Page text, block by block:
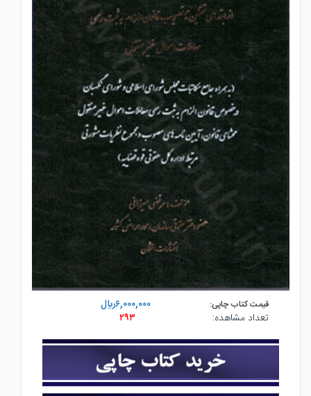
قیمت کتاب چاپی:
۶,۰۰۰,۰۰۰ريال
تعداد مشاهده:
۲۹۳